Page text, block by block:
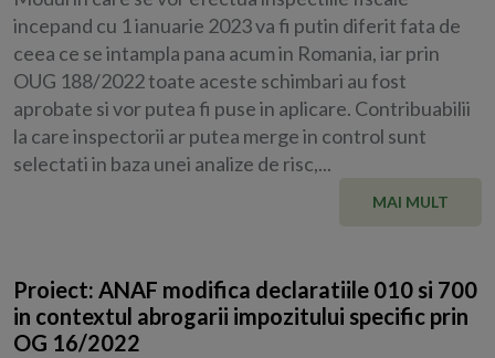
incepand cu 1 ianuarie 2023 va fi putin diferit fata de
ceea ce se intampla pana acum in Romania, iar prin
OUG 188/2022 toate aceste schimbari au fost
aprobate si vor putea fi puse in aplicare. Contribuabilii
la care inspectorii ar putea merge in control sunt
selectati in baza unei analize de risc,...
MAI MULT
Proiect: ANAF modifica declaratiile 010 si 700
in contextul abrogarii impozitului specific prin
OG 16/2022